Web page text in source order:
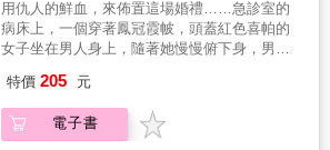
令騰然為人驅邪失敗， 被鬼附身的女子頓時暴
走，幾個大男人都制伏不了， 直到一臉威狠、
散發藍光的令涼出現，一句話就去除了女子身
上的邪物。 被神明上身的令涼讓楊辰修大開眼
界，學長們更是眼睛發亮── 「這種會驅邪避
凶、能化險為夷的咖，不拉來當警察不行！」
原本只想為神明辦事、穿梭陰陽救人斬魔，不
違當【警察】 當案子膠著，冤魂暴走，正義失
蹤，科學辦案陷入死局&hellip;&hellip; 就靠
「他」──領魂人 領魂進三界，穿梭陰陽界！
打擊犯罪、降妖除魔！ [故事簡介] 有誰第一天
個名字怪怪的慵懶青年，還真是這麼想的。 家
裡開宮廟，從小耳濡目染父親令騰然被真武大
用仇人的鮮血，來佈置這場婚禮……急診室的
病床上，一個穿著鳳冠霞帔，頭蓋紅色喜帕的
女子坐在男人身上，隨著她慢慢俯下身，男人
搧飛，露出了正臉。她的臉是骷髏的模樣，眼
睛的地方嵌著兩顆欲掉不掉的眼珠子，她正在
哈哈大笑，在牙齒開合間，黑色的霧氣不斷往
特價 205 元
電子書